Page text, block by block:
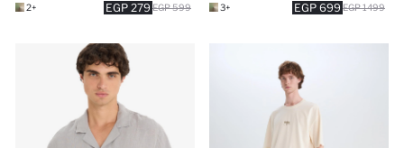
699 EGP 1499 EGP
+3
279 EGP 599 EGP
+2